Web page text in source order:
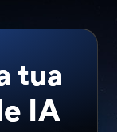
tua
IA